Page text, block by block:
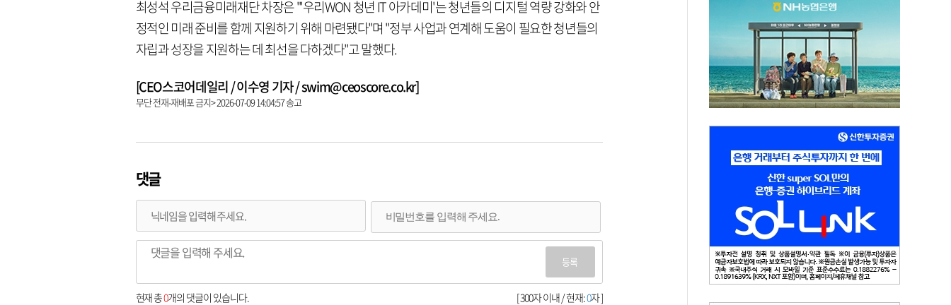
최성석 우리금융미래재단 차장은 "'우리WON 청년 IT 아카데미'는 청년들의 디지털 역량 강화와 안
정적인 미래 준비를 함께 지원하기 위해 마련됐다"며 "정부 사업과 연계해 도움이 필요한 청년들의
자립과 성장을 지원하는 데 최선을 다하겠다"고 말했다.
[CEO스코어데일리 / 이수영 기자 / swim@ceoscore.co.kr]
무단 전재-재배포 금지> 2026-07-09 14:04:57 송고
댓글
등록
[ 300자 이내 / 현재:0자 ]
현재 총0개의 댓글이 있습니다.